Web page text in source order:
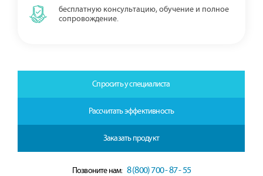
бесплатную консультацию, обучение и полное
сопровождение.
Спросить у специалиста
Рассчитать эффективность
Заказать продукт
Позвоните нам: 8 (800) 700 - 87 - 55